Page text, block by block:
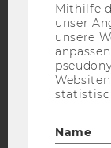
Mithilfe
unser
unsere
Name